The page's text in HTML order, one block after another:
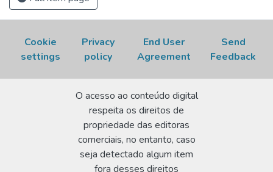
Cookie
settings
Privacy
policy
End User
Agreement
Send
Feedback
O acesso ao conteúdo digital
respeita os direitos de
propriedade das editoras
comerciais, no entanto, caso
seja detectado algum item
fora desses direitos